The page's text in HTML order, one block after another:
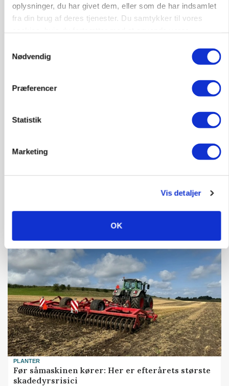
oplysninger, du har givet dem, eller som de har indsamlet
fra din brug af deres tjenester. Du samtykker til vores
Nødvendig
Præferencer
Statistik
Marketing
Vis detaljer
OK
POLITIK
Folketinget behandler ny gødskningslov: Sådan
KVÆG
PLANTER
Før såmaskinen kører: Her er efterårets største
skadedyrsrisici